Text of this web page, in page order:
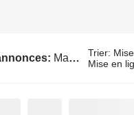
Machines à bois Hymmen Trier:
Mise en